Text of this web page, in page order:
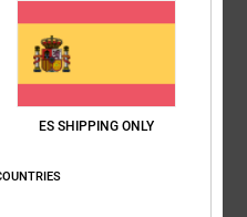
ES SHIPPING ONLY